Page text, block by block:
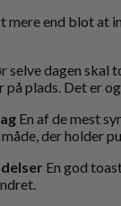
end blot at
selve dagen skal
på plads. Det er
En af de mest
der holder
En god